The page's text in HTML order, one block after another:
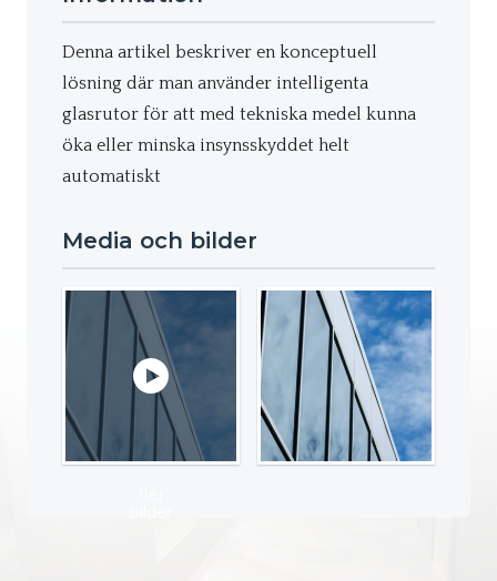
Denna artikel beskriver en konceptuell
lösning där man använder intelligenta
glasrutor för att med tekniska medel kunna
öka eller minska insynsskyddet helt
automatiskt
Media och bilder